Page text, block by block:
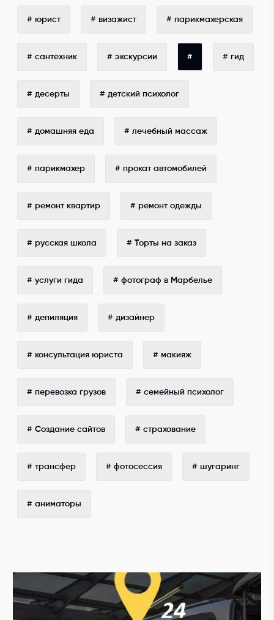
# юрист # визажист # парикмахерская
# сантехник # экскурсии # # гид
# десерты # детский психолог
# домашняя еда # лечебный массаж
# парикмахер # прокат автомобилей
# ремонт квартир # ремонт одежды
# русская школа # Торты на заказ
# услуги гида # фотограф в Марбелье
# депиляция # дизайнер
# консультация юриста # макияж
# перевозка грузов # семейный психолог
# Создание сайтов # страхование
# трансфер # фотосессия # шугаринг
# аниматоры